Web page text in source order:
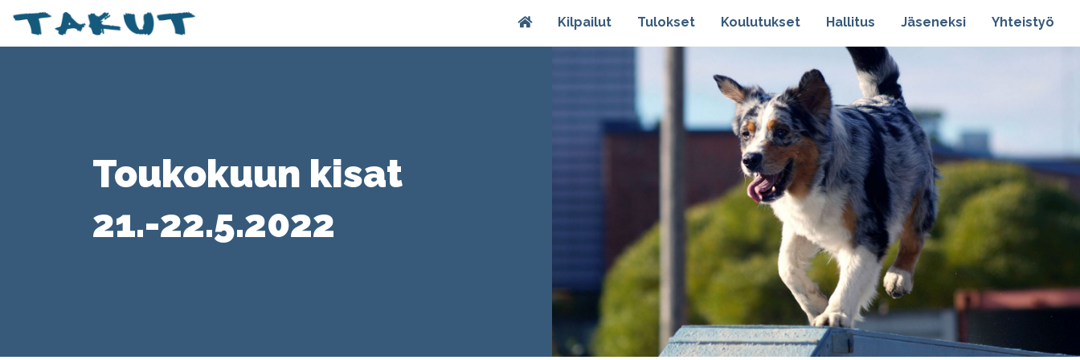
Kilpailut Tulokset Koulutukset Hallitus Jäseneksi Yhteistyö
Toukokuun kisat
21.-22.5.2022